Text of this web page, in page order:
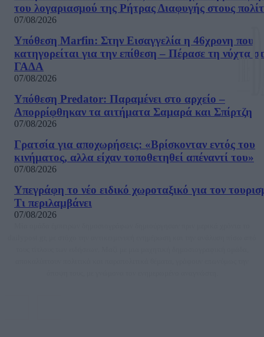
του λογαριασμού της Ρήτρας Διαφυγής στους
07/08/2026
Υπόθεση Marfin: Στην Εισαγγελία η 46χρονη που
κατηγορείται για την επίθεση – Πέρασε τη νύχτα
ΓΑΔΑ
07/08/2026
Υπόθεση Predator: Παραμένει στο αρχείο –
Απορρίφθηκαν τα αιτήματα Σαμαρά και Σπίρτζη
07/08/2026
Γρατσία για αποχωρήσεις: «Bρίσκονταν εντός του
κινήματος, αλλα είχαν τοποθετηθεί απέναντί του»
07/08/2026
Υπεγράφη το νέο ειδικό χωροταξικό για τον
Τι περιλαμβάνει
07/08/2026